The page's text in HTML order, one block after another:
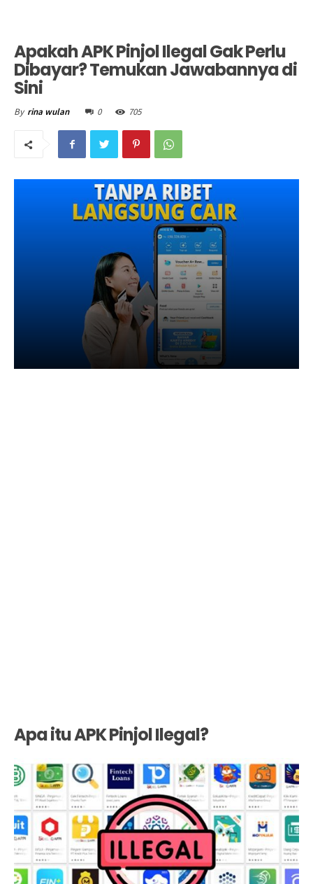
Apakah APK Pinjol Ilegal Gak Perlu
Dibayar? Temukan Jawabannya di
Sini
By rina wulan 0 705
Apa itu APK Pinjol Ilegal?